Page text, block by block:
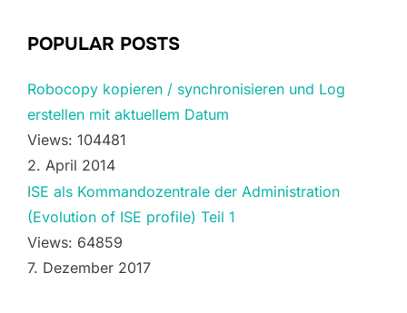
POPULAR POSTS
Robocopy kopieren / synchronisieren und Log
erstellen mit aktuellem Datum
Views: 104481
2. April 2014
ISE als Kommandozentrale der Administration
(Evolution of ISE profile) Teil 1
Views: 64859
7. Dezember 2017